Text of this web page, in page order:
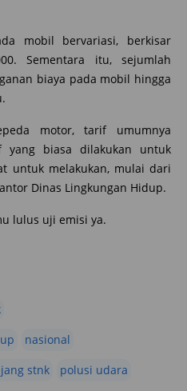
mobil bervariasi, berkisar
Sementara itu, sejumlah
biaya pada mobil hingga
motor, tarif umumnya
biasa dilakukan untuk
untuk melakukan, mulai dari
Dinas Lingkungan Hidup.
lulus uji emisi ya.
nasional
stnk
polusi udara